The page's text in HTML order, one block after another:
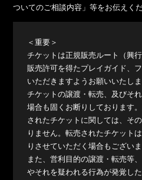
ついてのご相談内容」等をお伝えくだ
＜重要＞
チケットは正規販売ルート（興
販売許可を得たプレイガイド、
いただきますようお願いいたしま
チケットの譲渡・転売、及びそ
場合も固くお断りしております
されたチケットに関しては、そ
りません。転売されたチケット
りさせていただく場合もござい
また、営利目的の譲渡・転売等
やそれを疑われる行為が発覚し